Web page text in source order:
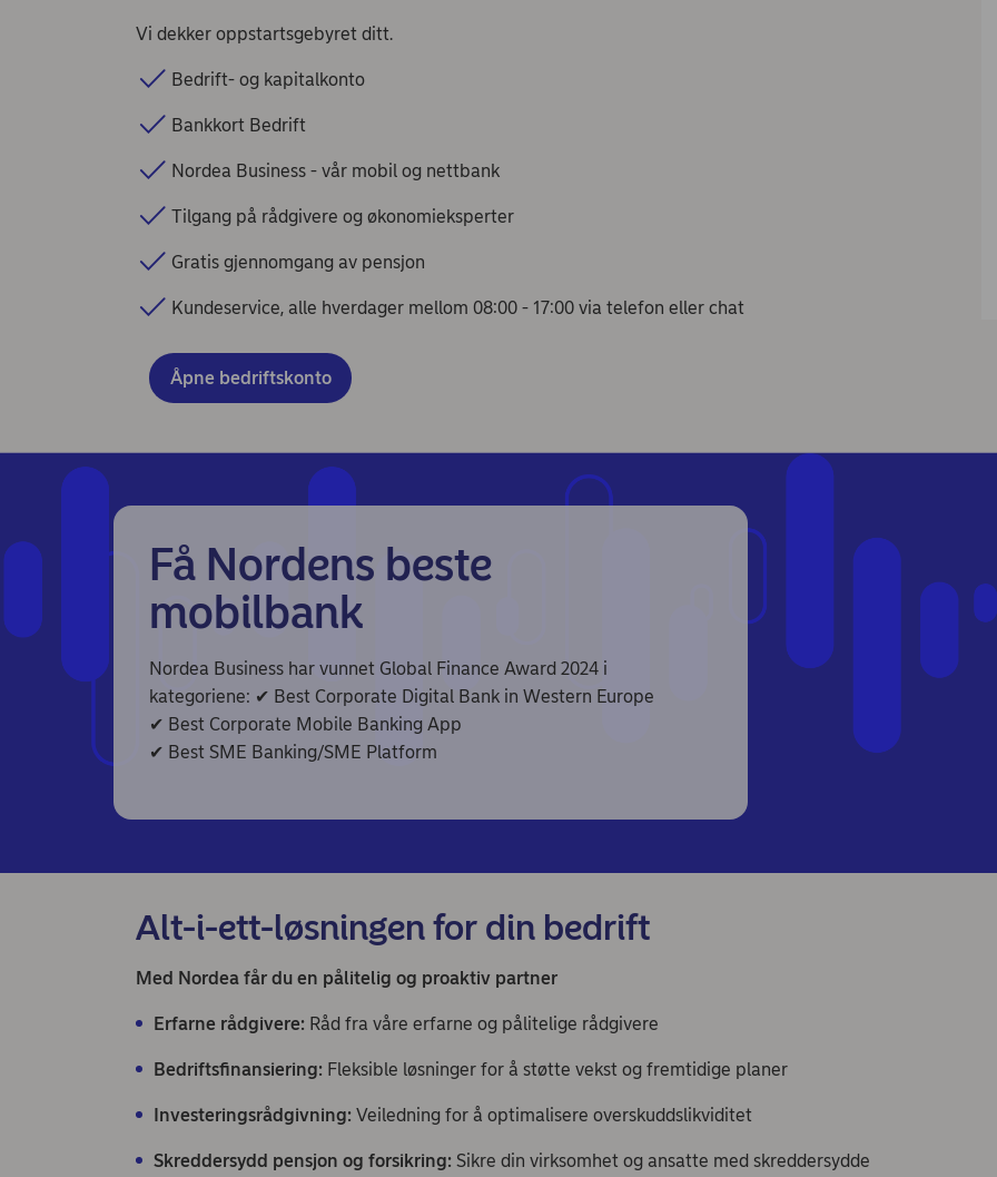
Vi dekker oppstartsgebyret ditt.
Bedrift- og kapitalkonto
Bankkort Bedrift
Nordea Business - vår mobil og nettbank
Tilgang på rådgivere og økonomieksperter
Gratis gjennomgang av pensjon
Kundeservice, alle hverdager mellom 08:00 - 17:00 via telefon eller chat
Åpne bedriftskonto
Få Nordens beste
mobilbank
Nordea Business har vunnet Global Finance Award 2024 i
kategoriene: ✔ Best Corporate Digital Bank in Western Europe
✔ Best Corporate Mobile Banking App
✔ Best SME Banking/SME Platform
Alt-i-ett-løsningen for din bedrift
Med Nordea får du en pålitelig og proaktiv partner
Erfarne rådgivere: Råd fra våre erfarne og pålitelige rådgivere
Bedriftsfinansiering: Fleksible løsninger for å støtte vekst og fremtidige planer
Investeringsrådgivning: Veiledning for å optimalisere overskuddslikviditet
Skreddersydd pensjon og forsikring: Sikre din virksomhet og ansatte med skreddersydde